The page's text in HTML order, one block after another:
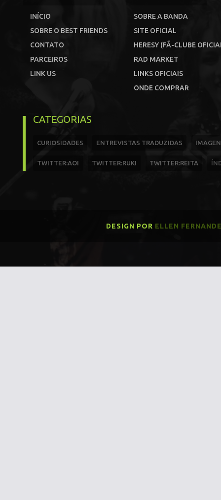
INÍCIO
SOBRE O BEST FRIENDS
CONTATO
PARCEIROS
LINK US
SOBRE A BANDA
SITE OFICIAL
HERESY (FÃ-CLUBE
RAD MARKET
LINKS OFICIAIS
ONDE COMPRAR
CATEGORIAS
CURIOSIDADES ENTREVISTAS TRADUZIDAS
TWITTER:AOI TWITTER:RUKI TWITTER:REITA
DESIGN POR ELLEN